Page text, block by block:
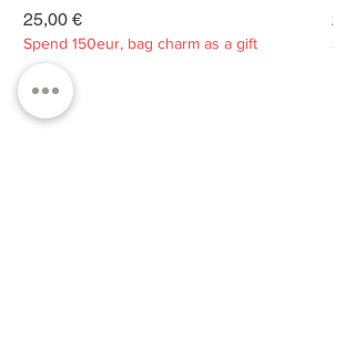
Kaina
25,00 €
Spend 150eur, bag charm as a gift